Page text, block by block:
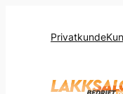
Privatkunde